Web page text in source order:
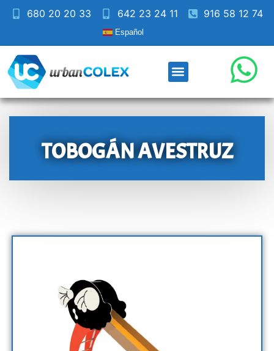
680 20 20 33 642 23 24 11 916 58 12 74
Español
TOBOGÁN AVESTRUZ